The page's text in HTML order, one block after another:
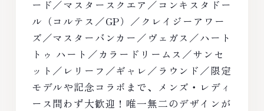
ード／マスタースクエア／コンキスタドー
ル（コルテス／GP）／クレイジーアワー
ズ／マスターバンカー／ヴェガス／ハート
トゥ ハート／カラードリームス／サンセ
ット／レリーフ／ギャレ／ラウンド／限定
モデルや記念コラボまで、メンズ・レディ
ース問わず大歓迎！唯一無二のデザインが